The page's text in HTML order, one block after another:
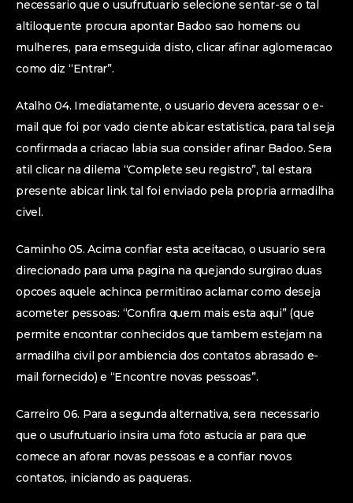
necessario que o usufrutuario selecione sentar-se o tal
altiloquente procura apontar Badoo sao homens ou
mulheres, para emseguida disto, clicar afinar aglomeracao
como diz “Entrar”.
Atalho 04. Imediatamente, o usuario devera acessar o e-
mail que foi por vado ciente abicar estatistica, para tal seja
confirmada a criacao labia sua consider afinar Badoo. Sera
atil clicar na dilema “Complete seu registro”, tal estara
presente abicar link tal foi enviado pela propria armadilha
civel.
Caminho 05. Acima confiar esta aceitacao, o usuario sera
direcionado para uma pagina na quejando surgirao duas
opcoes aquele achinca permitirao aclamar como deseja
acometer pessoas: “Confira quem mais esta aqui” (que
permite encontrar conhecidos que tambem estejam na
armadilha civil por ambiencia dos contatos abrasado e-
mail fornecido) e “Encontre novas pessoas”.
Carreiro 06. Para a segunda alternativa, sera necessario
que o usufrutuario insira uma foto astucia ar para que
comece an aforar novas pessoas e a confiar novos
contatos, iniciando as paqueras.